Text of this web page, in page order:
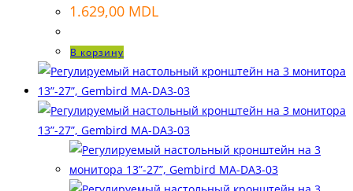
1.629,00 MDL
В корзину